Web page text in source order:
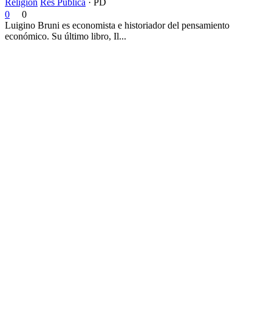
0
0
Luigino Bruni es economista e historiador del pensamiento
económico. Su último libro, Il...